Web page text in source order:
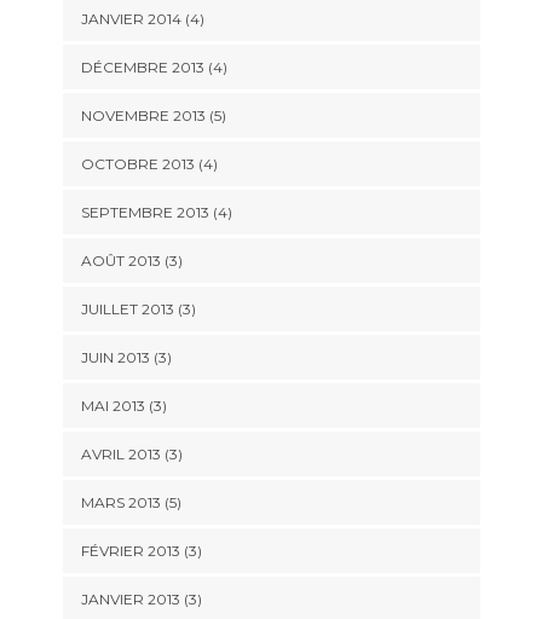
JANVIER 2014(4)
DÉCEMBRE 2013 (4)
NOVEMBRE 2013 (5)
OCTOBRE 2013 (4)
SEPTEMBRE 2013 (4)
AOÛT 2013 (3)
JUILLET 2013 (3)
JUIN 2013 (3)
MAI 2013 (3)
AVRIL 2013 (3)
MARS 2013 (5)
FÉVRIER 2013 (3)
JANVIER 2013 (3)